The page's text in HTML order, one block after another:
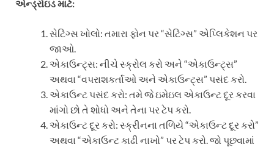
એન્ડ્રોઇડ માટે:
સેટિંગ્સ ખોલો: તમારા ફોન પર “સેટિંગ્સ” એપ્લિકેશન પર
જાઓ.
એકાઉન્ટ્સ: નીચે સ્ક્રોલ કરો અને “એકાઉન્ટ્સ”
અથવા “વપરાશકર્તાઓ અને એકાઉન્ટ્સ” પસંદ કરો.
એકાઉન્ટ પસંદ કરો: તમે જે ઇમેઇલ એકાઉન્ટ દૂર કરવા
માંગો છો તે શોધો અને તેના પર ટેપ કરો.
એકાઉન્ટ દૂર કરો: સ્ક્રીનના તળિયે “એકાઉન્ટ દૂર કરો”
અથવા “એકાઉન્ટ કાઢી નાખો” પર ટેપ કરો. જો પૂછવામાં